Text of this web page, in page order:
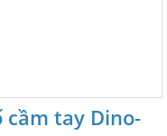
tay Dino-